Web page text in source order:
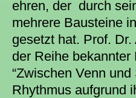
ehren, der durch
mehrere Bausteine
gesetzt hat. Prof.
der Reihe
“Zwischen Venn
Rhythmus aufgrund